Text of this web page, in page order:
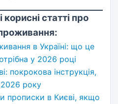
статті про
в Україні: що це
у 2026 році
покрокова інструкція,
року
прописки в Києві, якщо